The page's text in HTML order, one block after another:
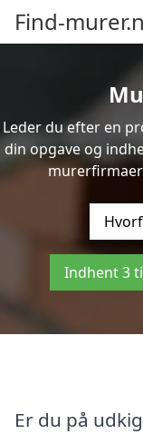
Find-
Leder du efter en
din opgave og
murerfirmaer
Indhent 3
Er du på